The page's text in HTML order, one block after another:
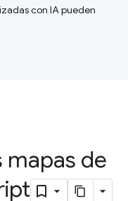
con IA pueden
mapas de